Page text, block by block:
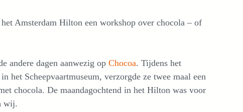
Amsterdam Hilton een workshop over chocola – of
andere dagen aanwezig op Chocoa. Tijdens het
het Scheepvaartmuseum, verzorgde ze twee maal een
chocola. De maandagochtend in het Hilton was voor
wij.